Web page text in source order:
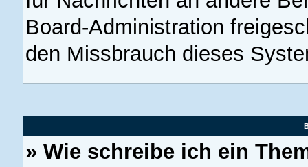
Board-Administration
den Missbrauch dieses
» Wie schreibe ich ein